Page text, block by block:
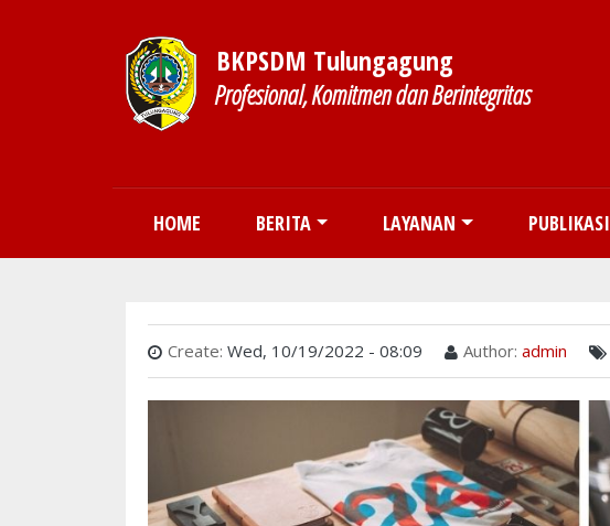
BKPSDM Tulungagung
Profesional, Komitmen dan Berintegritas
HOME BERITA LAYANAN PUBLIKASI
Create: Wed, 10/19/2022 - 08:09 Author: admin